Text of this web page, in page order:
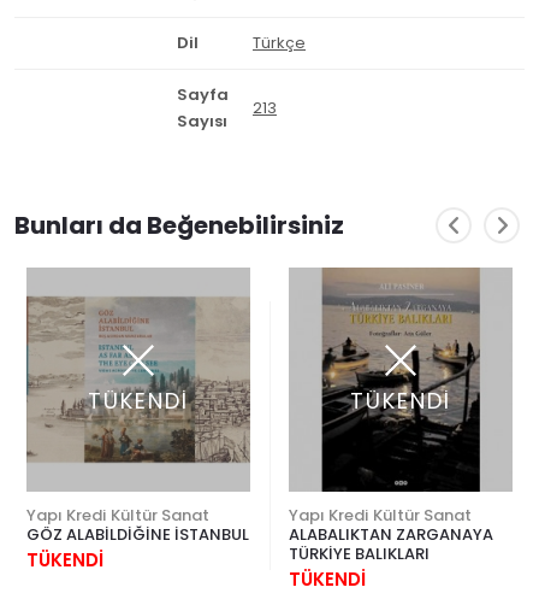
Dil Türkçe
Sayfa
Sayısı
213
Bunları da Beğenebilirsiniz
TÜKENDİ
Yapı Kredi Kültür Sanat
GÖZ ALABİLDİĞİNE İSTANBUL
TÜKENDİ
TÜKENDİ
Yapı Kredi Kültür Sanat
ALABALIKTAN ZARGANAYA
TÜRKİYE BALIKLARI
TÜKENDİ